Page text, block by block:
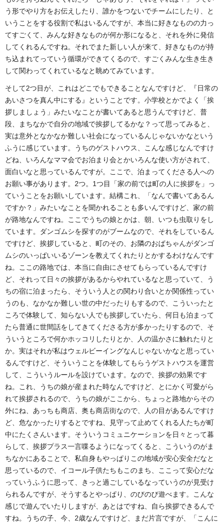
う形でやり方をお伝えしたり、誰かをつないでチームにしたり、と
いうことをする役割で私はいるんですが、本当に好きなものの力っ
てすごくて、みんな好きなものが何か形になると、それを外に発信
してくれるんですね。それでまた新しい人が来て、好きなものが持
ち込まれてっていう循環ができてくるので、すごくみんな生き生き
して関わってくれているなと眺めてみています。
そして2つ目が、これはどこでもできることなんですけど、『日常の
あいさつを真ん中にする』ということです。小学校とかでよく「挨
拶しましょう」みたいなことが書いてあると思うんですけど、普
段、まちなかで自分の地域で挨拶してるかな？って思ってみると、
実は意外となかなか難しい社会になっているんじゃないかなという
ふうに感じています。うちのゲストハウス、こんな感じなんですけ
どね、いろんなママ会でお泊まり会とかいろんな使い方がされて、
面白いなと思っているんですが。ここで、泊まってくださる人への
お願い事があります。2つ。1つ目「家の前では町の人に挨拶を」っ
ていうことをお願いしています。結構これ、「なんで書いてあるん
ですか？」みたいなことを聞かれることも多いんですけど、家の前
が路地なんですね。ここでうちの娘とかは、朝、いつも虫取りをし
ています。ダンゴムシを探すのがブームなので、それをしているん
ですけど、挨拶していると、町のその、お隣のおばちゃんがダンゴ
ムシのいっぱいいるゾーンを教えてくれたりとかするわけなんです
ね。ここの路地では、本当に自由にさせてもらっているんですけ
ど、それって日々の挨拶があるからやれているなと思っていて、う
ちの宿に泊まったら、そういう人との関わり合いとか関係性ってい
うのも、なかなか難しい世の中だったりもするので、こういったと
ころで体験して、知らない人でも挨拶していたら、何日も泊まって
たら普通に世間話をしてきてくださる方が多かったりするので、そ
ういうところで何かホッコリしたりとか、人の温かさに触れたりと
か。実はそれが私はウェルビーイングなんじゃないかなと思ってい
るんですけど、そういうことを体験してもらうゲストハウスを運営
して、こういうルールを設けています。なので、挨拶の効果です
ね。これ、うちの娘が産まれた時なんですけど、とにかく可愛がら
れて挨拶されるので、うちの娘がここから、ちょっと路地からその
外にね、あっちも商店、奥も商店街なので、人の目があるんですけ
ど、危なかったりするとですね、見守って止めてくれる人たちが町
中にたくさんいます。そういうコミュニケーションを日々とって暮
らして、挨拶プラス一言喋るようになってくると、こういうのがま
ちなかにあることで、私自身もやっぱりこの地域が安心安全だなと
思っているので、イコール子供たちもこのまち、ここって安心だな
っていうふうに思って、きっと過ごしているなっていうのが見受け
られるんですが、そうするとやっぱり、のびのび遊べます。こんな
感じで遊んでいたりしますが、あとはですね、自ら挨拶できるんで
すね。うちの子、今、2歳なんですけど、まだ片言ですが、「こんに